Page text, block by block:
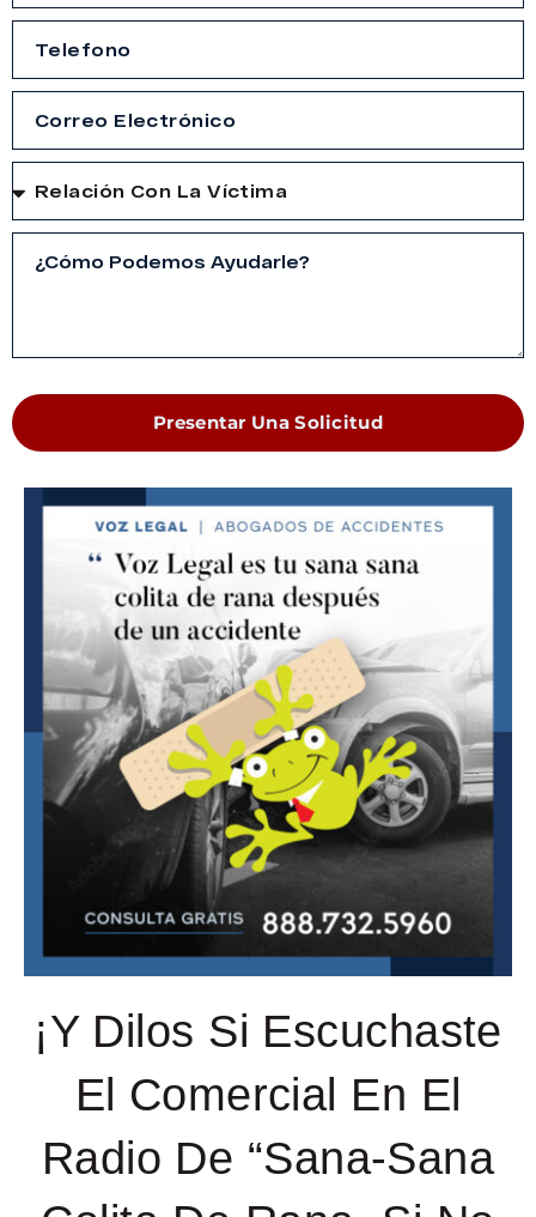
Presentar Una Solicitud
¡Y Dilos Si Escuchaste
El Comercial En El
Radio De “Sana-Sana